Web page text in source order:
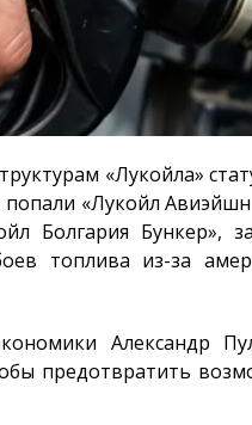
«Лукойла»
«Лукойл
Болгария Бункер»,
топлива из-за
Александр
предотвратить